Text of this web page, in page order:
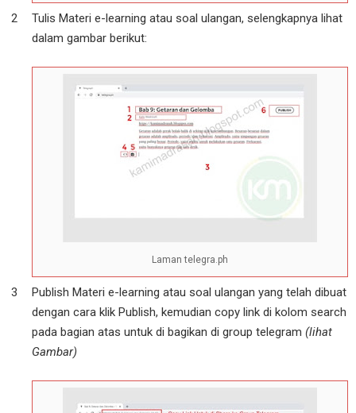
Tulis Materi e-learning atau soal ulangan, selengkapnya lihat
dalam gambar berikut:
Laman telegra.ph
Publish Materi e-learning atau soal ulangan yang telah dibuat
dengan cara klik Publish, kemudian copy link di kolom search
pada bagian atas untuk di bagikan di group telegram (lihat
Gambar)